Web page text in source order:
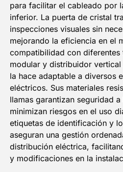
para facilitar el cableado por
inferior. La puerta de cristal
inspecciones visuales sin
mejorando la eficiencia en el
compatibilidad con diferentes
modular y distribuidor
la hace adaptable a diversos
eléctricos. Sus materiales
llamas garantizan seguridad
minimizan riesgos en el uso
etiquetas de identificación y
aseguran una gestión
distribución eléctrica,
y modificaciones en la